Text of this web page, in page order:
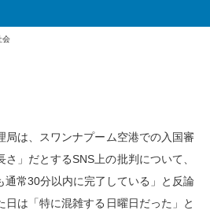
会
局は、スワンナプーム空港での入国審
」だとするSNS上の批判について、
通常30分以内に完了している」と反論
日は「特に混雑する日曜日だった」と